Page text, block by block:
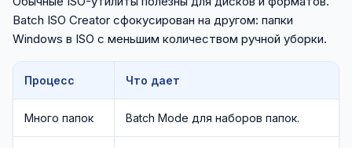
Batch ISO Creator сфокусирован на другом: папки
Windows в ISO с меньшим количеством ручной уборки.
Процесс Что дает
Много папок Batch Mode для наборов папок.